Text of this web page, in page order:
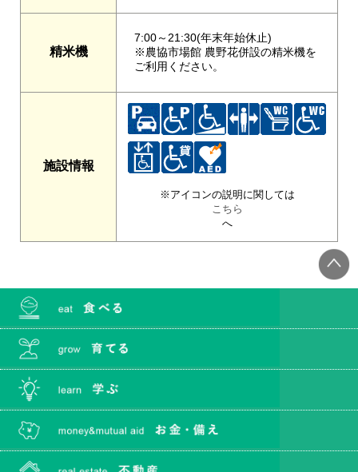
精米機
7:00～21:30(年末年始休止)
※農協市場館 農野花併設の精米機を
ご利用ください。
施設情報
※アイコンの説明に関しては
こちら
へ